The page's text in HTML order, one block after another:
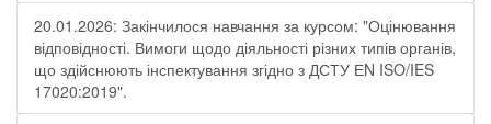
20.01.2026: Закінчилося навчання за курсом: "Оцінювання
відповідності. Вимоги щодо діяльності різних типів органів,
що здійснюють інспектування згідно з ДСТУ ЕN ISO/IES
17020:2019".